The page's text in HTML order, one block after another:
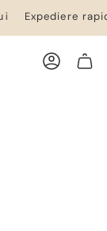
Expediere
CONT